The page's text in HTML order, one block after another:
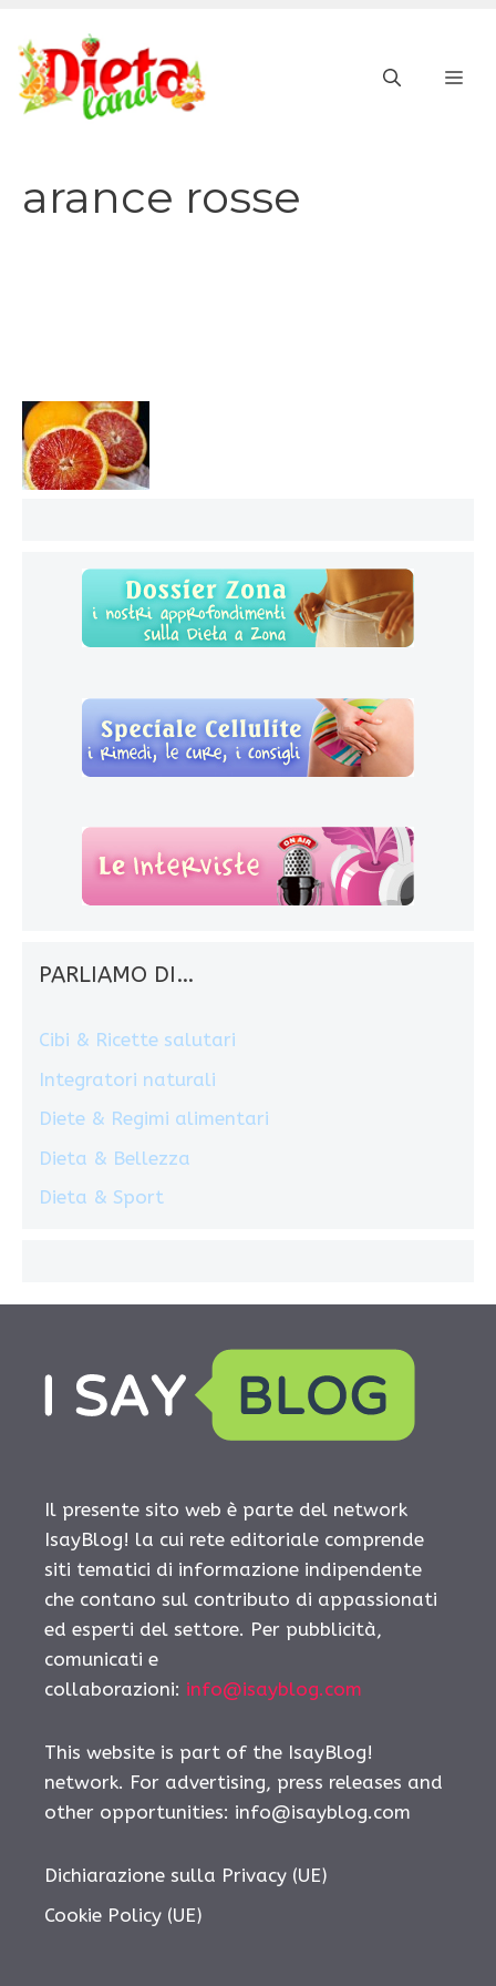
contenuto
arance rosse
PARLIAMO DI…
Cibi & Ricette salutari
Integratori naturali
Diete & Regimi alimentari
Dieta & Bellezza
Dieta & Sport
Il presente sito web è parte del network
IsayBlog! la cui rete editoriale comprende
siti tematici di informazione indipendente
che contano sul contributo di appassionati
ed esperti del settore. Per pubblicità,
comunicati e
collaborazioni: info@isayblog.com
This website is part of the IsayBlog!
network. For advertising, press releases and
other opportunities: info@isayblog.com
Dichiarazione sulla Privacy (UE)
Cookie Policy (UE)